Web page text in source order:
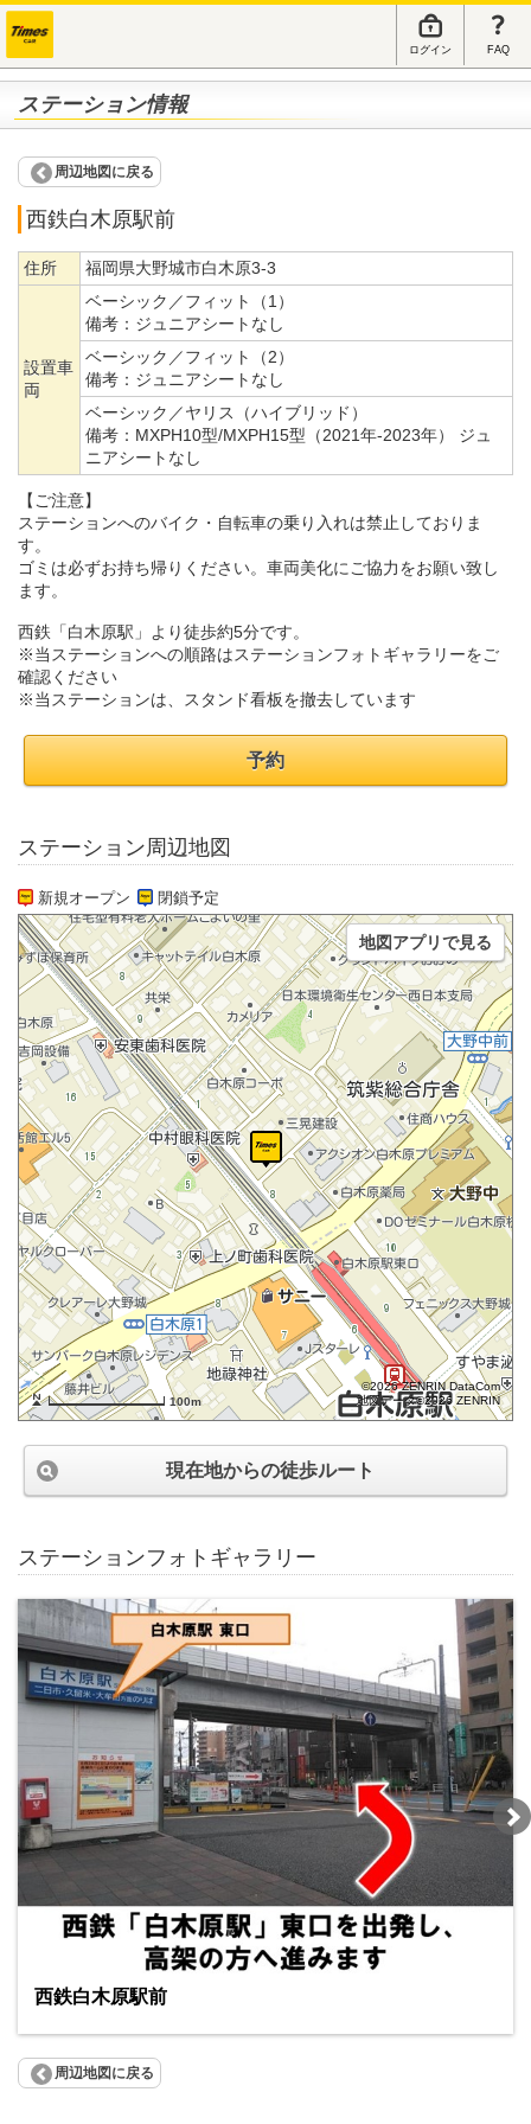
ログイン FAQ
ステーション情報
周辺地図に戻る
西鉄白木原駅前
住所 福岡県大野城市白木原3-3
設置車
両
ベーシック／フィット（1）
備考： ジュニアシートなし
ベーシック／フィット（2）
備考： ジュニアシートなし
ベーシック／ヤリス（ハイブリッド）
備考： MXPH10型/MXPH15型（2021年-2023年） ジュ
ニアシートなし
【ご注意】
ステーションへのバイク・自転車の乗り入れは禁止しておりま
す。
ゴミは必ずお持ち帰りください。車両美化にご協力をお願い致し
ます。
西鉄「白木原駅」より徒歩約5分です。
※当ステーションへの順路はステーションフォトギャラリーをご
確認ください
※当ステーションは、スタンド看板を撤去しています
予約
ステーション周辺地図
新規オープン 閉鎖予定
100m
©2026 ZENRIN DataCom
地図データ©2026 ZENRIN
地図アプリで見る
現在地からの徒歩ルート
ステーションフォトギャラリー
西鉄白木原駅前
周辺地図に戻る